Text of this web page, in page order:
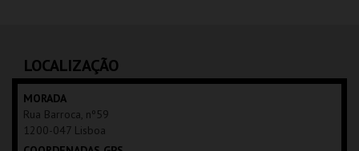
BOIS
MAIS INFO
COMPRAR
LOCALIZAÇÃO
MORADA
Rua Barroca, nº59
1200-047 Lisboa